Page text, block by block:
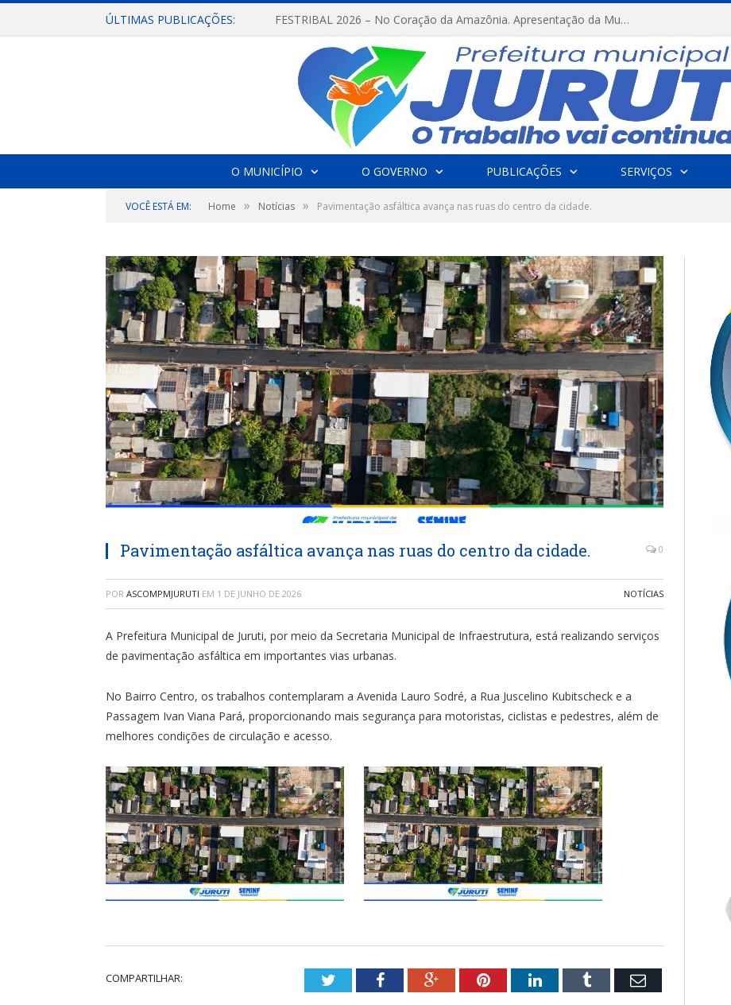
ÚLTIMAS PUBLICAÇÕES: FESTRIBAL 2026 – No Coração da Amazônia. Apresentação da Munduruku.
O MUNICÍPIO O GOVERNO PUBLICAÇÕES SERVIÇOS
VOCÊ ESTÁ EM: Home » Notícias » Pavimentação asfáltica avança nas ruas do centro da cidade.
Pavimentação asfáltica avança nas ruas do centro da cidade. 0
POR ASCOMPMJURUTI EM 1 DE JUNHO DE 2026 NOTÍCIAS
A Prefeitura Municipal de Juruti, por meio da Secretaria Municipal de Infraestrutura, está realizando serviços
de pavimentação asfáltica em importantes vias urbanas.
No Bairro Centro, os trabalhos contemplaram a Avenida Lauro Sodré, a Rua Juscelino Kubitscheck e a
Passagem Ivan Viana Pará, proporcionando mais segurança para motoristas, ciclistas e pedestres, além de
melhores condições de circulação e acesso.
COMPARTILHAR: TwitterFacebookGoogle+PinterestLinkedInTumblr Email